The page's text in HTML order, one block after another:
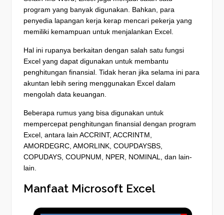
program yang banyak digunakan. Bahkan, para
penyedia lapangan kerja kerap mencari pekerja yang
memiliki kemampuan untuk menjalankan Excel.
Hal ini rupanya berkaitan dengan salah satu fungsi
Excel yang dapat digunakan untuk membantu
penghitungan finansial. Tidak heran jika selama ini para
akuntan lebih sering menggunakan Excel dalam
mengolah data keuangan.
Beberapa rumus yang bisa digunakan untuk
mempercepat penghitungan finansial dengan program
Excel, antara lain ACCRINT, ACCRINTM,
AMORDEGRC, AMORLINK, COUPDAYSBS,
COPUDAYS, COUPNUM, NPER, NOMINAL, dan lain-
lain.
Manfaat Microsoft Excel